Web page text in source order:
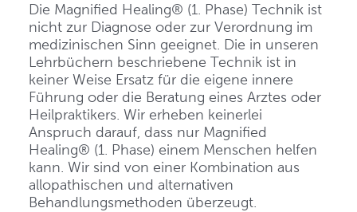
Die Magnified Healing® (1. Phase) Technik ist
nicht zur Diagnose oder zur Verordnung im
medizinischen Sinn geeignet. Die in unseren
Lehrbüchern beschriebene Technik ist in
keiner Weise Ersatz für die eigene innere
Führung oder die Beratung eines Arztes oder
Heilpraktikers. Wir erheben keinerlei
Anspruch darauf, dass nur Magnified
Healing® (1. Phase) einem Menschen helfen
kann. Wir sind von einer Kombination aus
allopathischen und alternativen
Behandlungsmethoden überzeugt.